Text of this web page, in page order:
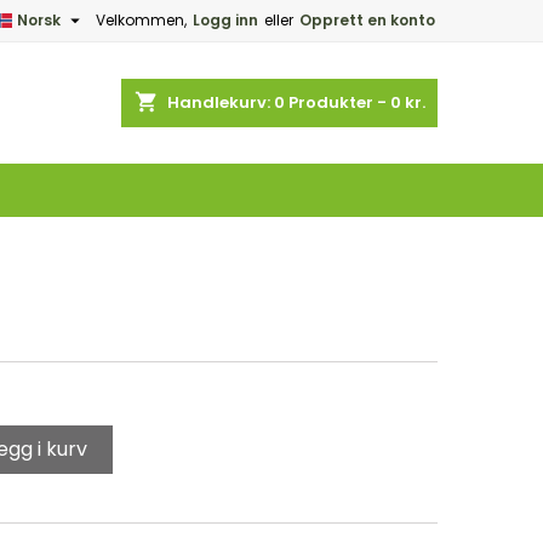
Velkommen, Logg inn eller Opprett en konto
Norsk 
shopping_cart Handlekurv: 0 Produkter - 0 kr.
i kurv